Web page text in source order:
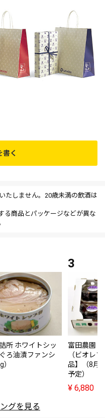
書く
たしません。20歳未満の飲酒は
る商品とパッケージなどが異な
所 ホワイトシッ
ろ油漬ファンシ
富田農園
（ビオレ
品】（8月
予定）
¥ 6,880
グを見る